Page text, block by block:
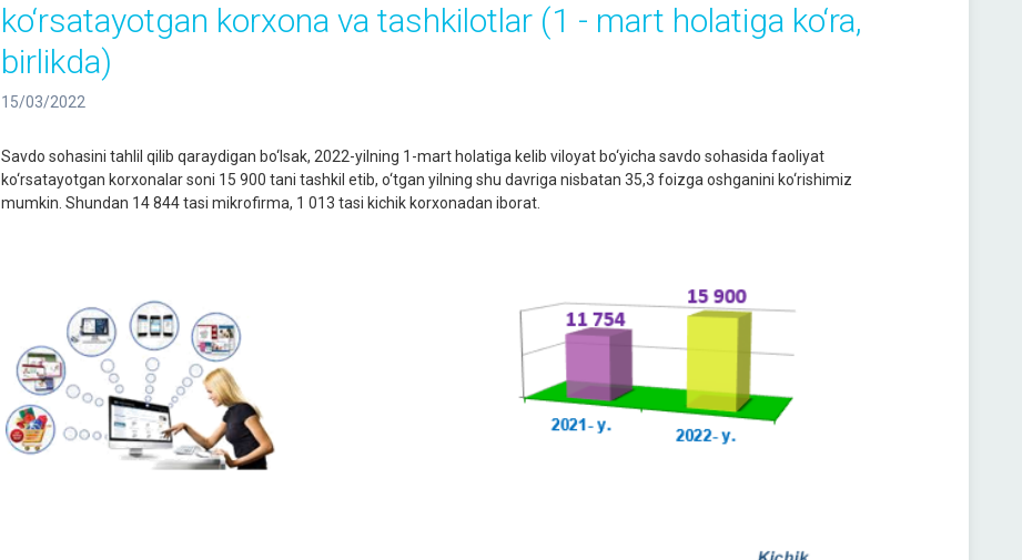
ko‘rsatayotgan korxona va tashkilotlar (1 - mart holatiga ko‘ra,
birlikda)
15/03/2022
Savdo sohasini tahlil qilib qaraydigan bo‘lsak, 2022-yilning 1-mart holatiga kelib viloyat bo‘yicha savdo sohasida faoliyat
ko‘rsatayotgan korxonalar soni 15 900 tani tashkil etib, o‘tgan yilning shu davriga nisbatan 35,3 foizga oshganini ko‘rishimiz
mumkin. Shundan 14 844 tasi mikrofirma, 1 013 tasi kichik korxonadan iborat.